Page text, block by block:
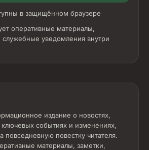
в защищённом браузере
оперативные материалы,
служебные уведомления внутри
издание о новостях,
событиях и изменениях,
повседневную повестку читателя.
материалы, заметки,